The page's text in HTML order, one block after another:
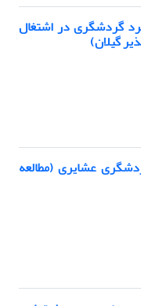
گردشگری در اشتغال
گیلان)
عشایری (مطالعه